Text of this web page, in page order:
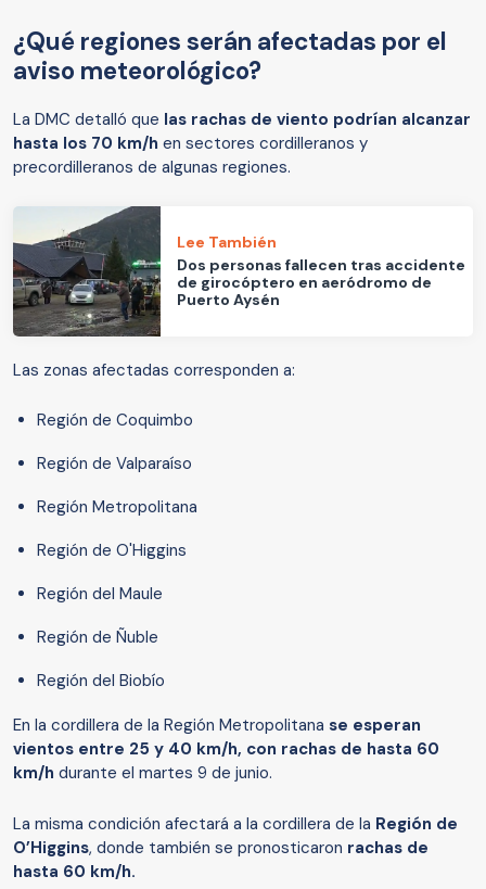
¿Qué regiones serán afectadas por el
aviso meteorológico?
La DMC detalló que las rachas de viento podrían alcanzar
hasta los 70 km/h en sectores cordilleranos y
precordilleranos de algunas regiones.
Lee También
Dos personas fallecen tras accidente
de girocóptero en aeródromo de
Puerto Aysén
Las zonas afectadas corresponden a:
Región de Coquimbo
Región de Valparaíso
Región Metropolitana
Región de O'Higgins
Región del Maule
Región de Ñuble
Región del Biobío
En la cordillera de la Región Metropolitana se esperan
vientos entre 25 y 40 km/h, con rachas de hasta 60
km/h durante el martes 9 de junio.
La misma condición afectará a la cordillera de la Región de
O’Higgins, donde también se pronosticaron rachas de
hasta 60 km/h.